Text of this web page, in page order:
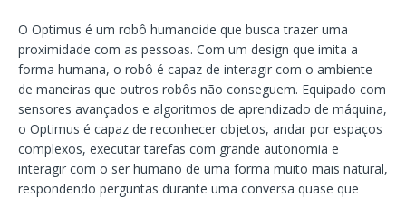
O Optimus é um robô humanoide que busca trazer uma
proximidade com as pessoas. Com um design que imita a
forma humana, o robô é capaz de interagir com o ambiente
de maneiras que outros robôs não conseguem. Equipado com
sensores avançados e algoritmos de aprendizado de máquina,
o Optimus é capaz de reconhecer objetos, andar por espaços
complexos, executar tarefas com grande autonomia e
interagir com o ser humano de uma forma muito mais natural,
respondendo perguntas durante uma conversa quase que